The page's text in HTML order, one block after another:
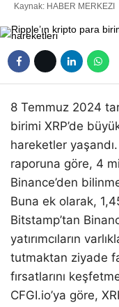
Kaynak: HABER MERKEZI
8 Temmuz 2024
birimi XRP’de
hareketler
raporuna göre, 4
Binance’den
Buna ek olarak,
Bitstamp’tan
yatırımcıların
tutmaktan ziyade
fırsatlarını
CFGI.io’ya göre,